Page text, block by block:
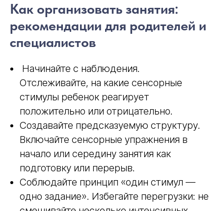
Как организовать занятия:
рекомендации для родителей и
специалистов
Начинайте с наблюдения.
Отслеживайте, на какие сенсорные
стимулы ребенок реагирует
положительно или отрицательно.
Создавайте предсказуемую структуру.
Включайте сенсорные упражнения в
начало или середину занятия как
подготовку или перерыв.
Соблюдайте принцип «один стимул —
одно задание». Избегайте перегрузки: не